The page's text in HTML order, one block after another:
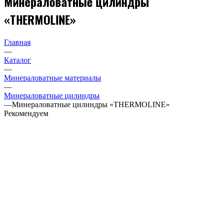
«THERMOLINE»
Главная
—
Каталог
—
Минераловатные материалы
—
Минераловатные цилиндры
—Минераловатные цилиндры «THERMOLINE»
Рекомендуем